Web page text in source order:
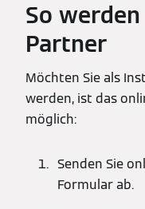
So
Partner
Möchten Sie als
werden, ist das
möglich:
Senden Sie
Formular ab.